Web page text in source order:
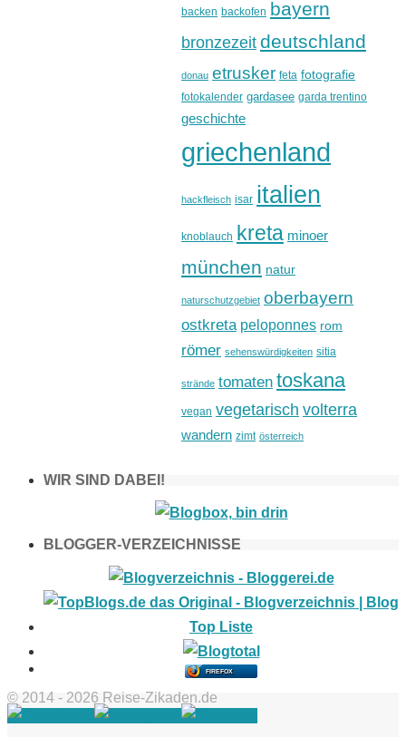
backen backofen bayern
bronzezeit deutschland
donau etrusker feta fotografie
fotokalender gardasee garda trentino
geschichte
griechenland
hackfleisch isar italien
knoblauch kreta minoer
münchen natur
naturschutzgebiet oberbayern
ostkreta peloponnes rom
römer sehenswürdigkeiten sitia
strände tomaten toskana
vegan vegetarisch volterra
wandern zimt österreich
WIR SIND DABEI!
BLOGGER-VERZEICHNISSE
FIREFOX
© 2014 - 2026 Reise-Zikaden.de